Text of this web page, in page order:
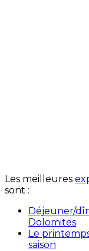
Les meilleures
sont :
Déjeuner/
Dolomites
Le
saison